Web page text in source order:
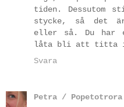
tiden. Dessutom
stycke, så det
eller så. Du har
låta bli att titta in
Svara
Petra / Popetotrora